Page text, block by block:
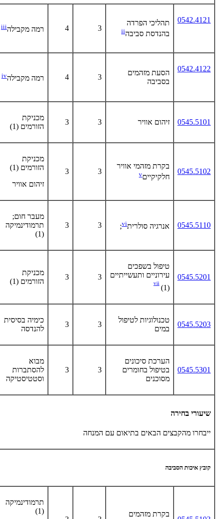
0542.4121
תהליכי הפרדה
בהנדסת סביבהii
3
4 רמה מקבילהiii
0542.4122
הסעת מזהמים
בסביבה
3
4 רמה מקבילהiv
0545.5101 זיהום אוויר 3
3
מכניקת
הזורמים (1)
0545.5102
בקרת מזהמי אוויר
חלקיקייםv
3
3
מכניקת
הזורמים (1)
זיהום אוויר
0545.5110 אנרגיה סולריתvi
;
3
3
מעבר חום;
תרמודינמיקה
(1)
0545.5201
טיפול בשפכים
עירוניים ותעשייתיים
(1)
vii
3
3
מכניקת
הזורמים (1)
0545.5203
טכנולוגיות לטיפול
במים
3
3
כימיה בסיסית
להנדסה
0545.5301
הערכת סיכונים
בטיפול בחומרים
מסוכנים
3
3
מבוא
להסתברות
וסטטיסטיקה
שיעורי בחירה
ייבחרו מהקבצים הבאים בתיאום עם המנחה
קובץ איכות הסביבה
בקרת מזהמים
תרמודינמיקה
(1)